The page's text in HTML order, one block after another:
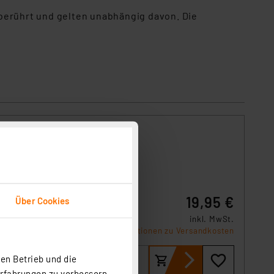
Über Cookies
Betrieb und die
und gelten unabhängig davon. Die
Der
19,95 €
inkl. MwSt.
Informationen zu Versandkosten